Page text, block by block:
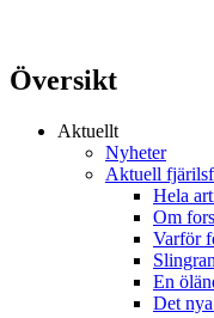
Översikt
Aktuellt
Nyheter
Aktuell
Hela
Om
Varför
En
Det